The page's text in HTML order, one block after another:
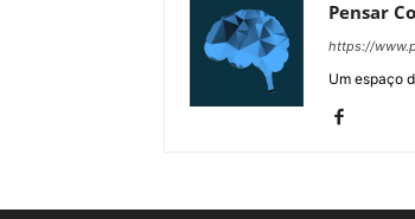
Pensar
https://
Um espaço